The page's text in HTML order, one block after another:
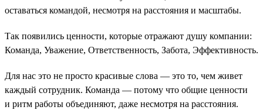
оставаться командой, несмотря на расстояния и масштабы.
Так появились ценности, которые отражают душу компании:
Команда, Уважение, Ответственность, Забота, Эффективность.
Для нас это не просто красивые слова — это то, чем живет
каждый сотрудник. Команда — потому что общие ценности
и ритм работы объединяют, даже несмотря на расстояния.